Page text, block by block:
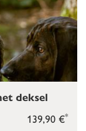
139,90 €*
deksel